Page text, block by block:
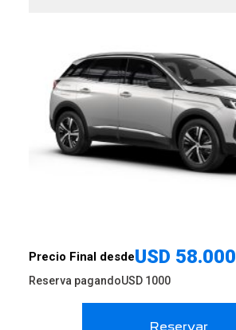
Precio Final desdeUSD 58.000
Reserva pagandoUSD 1000
Reservar